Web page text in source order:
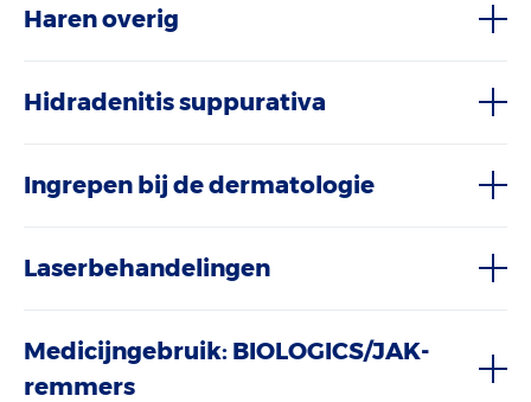
Haren overig
Hidradenitis suppurativa
Ingrepen bij de dermatologie
Laserbehandelingen
Medicijngebruik: BIOLOGICS/JAK-
remmers